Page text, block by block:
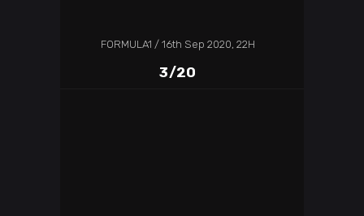
FORMULA1 16th Sep 2020, 22H
3/20